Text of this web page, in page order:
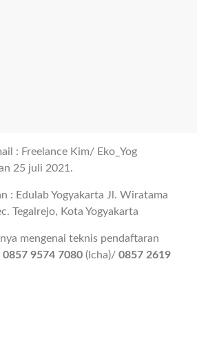
: Freelance Kim/ Eko_Yog
25 juli 2021.
: Edulab Yogyakarta Jl. Wiratama
Tegalrejo, Kota Yogyakarta
mengenai teknis pendaftaran
0857 9574 7080(Icha)/0857 2619